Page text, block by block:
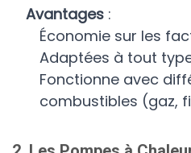
Avantages:
Économie sur les
Adaptées à tout
Fonctionne avec
combustibles (gaz,